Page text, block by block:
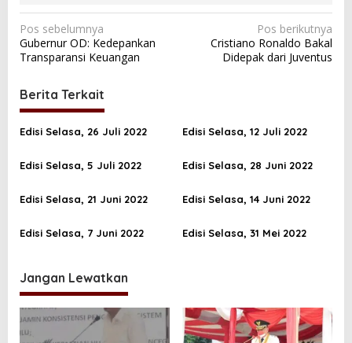
N
a
i
g
a
s
p
o
Pos sebelumnya
Gubernur OD: Kedepankan
Transparansi Keuangan
Pos berikutnya
Cristiano Ronaldo Bakal
Didepak dari Juventus
Berita Terkait
Edisi Selasa, 26 Juli 2022 Edisi Selasa, 12 Juli 2022
Edisi Selasa, 5 Juli 2022 Edisi Selasa, 28 Juni 2022
Edisi Selasa, 21 Juni 2022 Edisi Selasa, 14 Juni 2022
Edisi Selasa, 7 Juni 2022 Edisi Selasa, 31 Mei 2022
Jangan Lewatkan